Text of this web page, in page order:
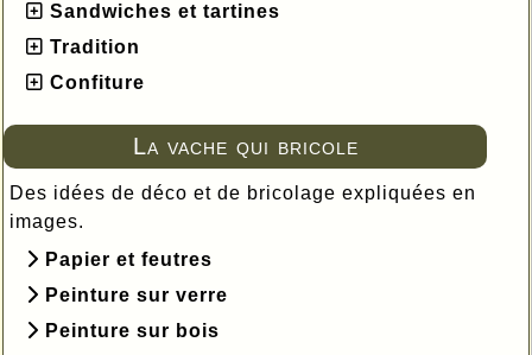
Sandwiches et tartines
Tradition
Confiture
La vache qui bricole
Des idées de déco et de bricolage expliquées en
images.
Papier et feutres
Peinture sur verre
Peinture sur bois